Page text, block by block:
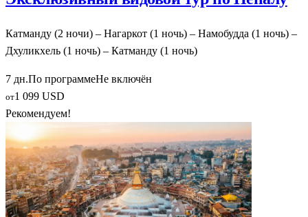
Катманду (2 ночи) – Нагаркот (1 ночь) – Намобудда (1 ночь) –
Дхуликхель (1 ночь) – Катманду (1 ночь)
7 дн.По программеНе включён
от1 099 USD
Рекомендуем!